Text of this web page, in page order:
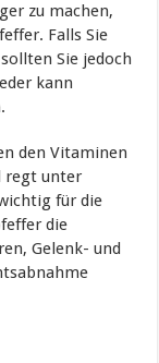
zu machen,
Falls Sie
Sie jedoch
kann
den Vitaminen
regt unter
für die
die
Gelenk- und